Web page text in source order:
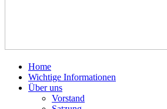
Home
Wichtige Informationen
Über uns
Vorstand